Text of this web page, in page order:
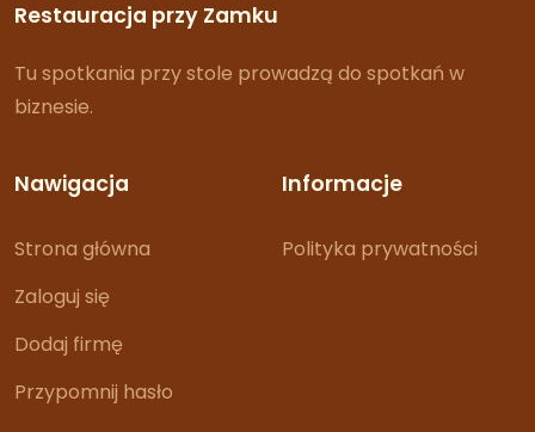
Restauracja przy Zamku
Tu spotkania przy stole prowadzą do spotkań w
biznesie.
Nawigacja
Strona główna
Zaloguj się
Dodaj firmę
Przypomnij hasło
Informacje
Polityka prywatności